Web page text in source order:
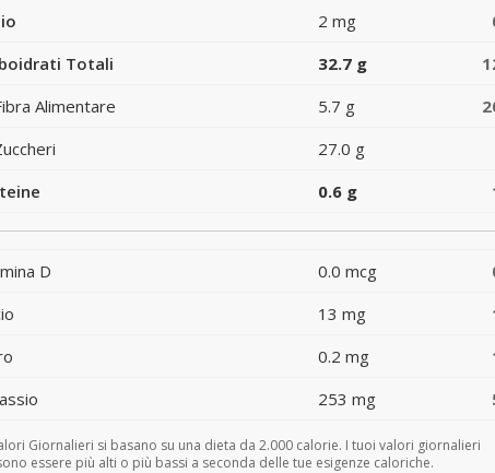
2 mg
Totali
32.7 g
Alimentare
5.7 g
27.0 g
0.6 g
D 0.0 mcg
13 mg
0.2 mg
253 mg
Giornalieri si basano su una dieta da 2.000 calorie. I tuoi valori giornalieri
essere più alti o più bassi a seconda delle tue esigenze caloriche.